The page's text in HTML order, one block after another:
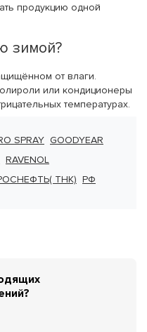
продукцию одной
зимой?
от влаги.
или кондиционеры
температурах.
SPRAY GOODYEAR
RAVENOL
ТНК) РФ